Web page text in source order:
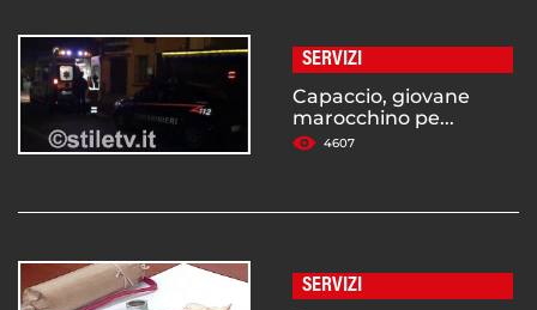
SERVIZI
Capaccio, giovane
marocchino pe...
4607
SERVIZI